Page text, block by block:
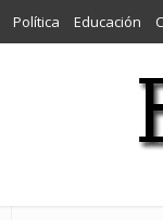
Política Educación